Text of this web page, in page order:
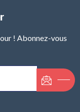
! Abonnez-vous